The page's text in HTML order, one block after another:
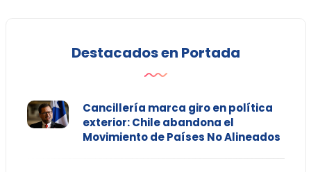
Destacados en Portada
Cancillería marca giro en política
exterior: Chile abandona el
Movimiento de Países No Alineados